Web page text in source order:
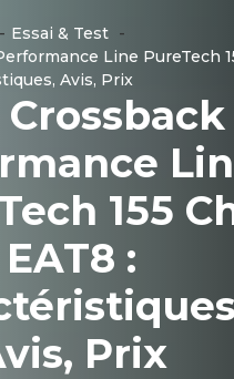
Essai & Test
Line PureTech
Avis, Prix
Crossback
155
EAT8 :
Prix